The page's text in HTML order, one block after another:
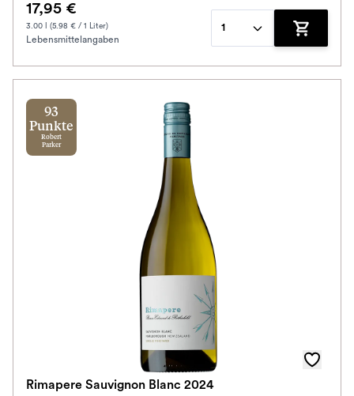
17,95 €
3.00 l (5.98 € / 1 Liter)
Lebensmittelangaben
1
Zum
93
Punkte
Robert
Parker
Rimapere Sauvignon Blanc 2024